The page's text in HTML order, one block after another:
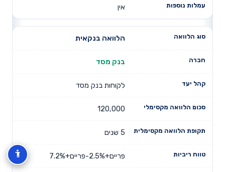
אין
הלוואה בנקאית
בנק מסד
לקוחות בנק מסד
120,000
5 שנים
פריים+2.5%-פריים+7.2%